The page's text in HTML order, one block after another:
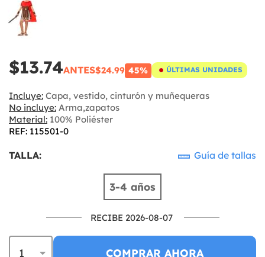
$13.74ANTES$24.99 45% ÚLTIMAS UNIDADES
Incluye: Capa, vestido, cinturón y muñequeras
No incluye: Arma,zapatos
Material: 100% Poliéster
REF: 115501-0
TALLA: Guía de tallas
3-4 años
RECIBE 2026-08-07
COMPRAR AHORA